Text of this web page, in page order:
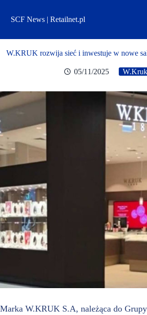
treściSCF News | Retailnet.pl
W.KRUK rozwija sieć i inwestuje w nowe
05/11/2025 W.Kruk
Marka W.KRUK S.A, należąca do